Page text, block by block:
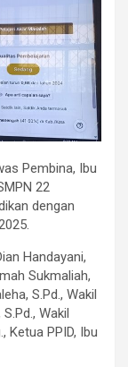
Pembina, Ibu
22
dengan
Handayani,
Sukmaliah,
S.Pd., Wakil
Wakil
Ketua PPID, Ibu